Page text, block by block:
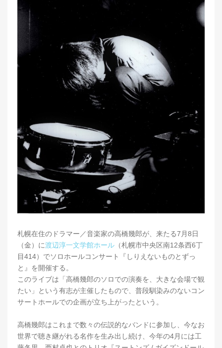
札幌在住のドラマー／音楽家の高橋幾郎が、来たる7月8日
（金）に渡辺淳一文学館ホール （札幌市中央区南12条西6丁
目414）でソロホールコンサート『しりえないものとずっ
と』を開催する。
このライブは「高橋幾郎のソロでの演奏を、大きな会場で観
たい」という有志が主催したもので、普段馴染みのないコン
サートホールでの企画が立ち上がったという。
高橋幾郎はこれまで数々の伝説的なバンドに参加し、今なお
世界で聴き継がれる名作を生み出し続け、今年の4月には工